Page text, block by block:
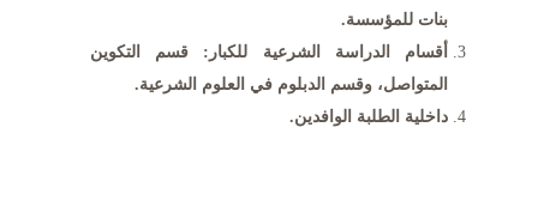
بنات للمؤسسة.
أقسام الدراسة الشرعية للكبار: قسم التكوين
المتواصل، وقسم الدبلوم في العلوم الشرعية.
داخلية الطلبة الوافدين.